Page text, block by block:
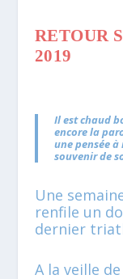
RETOUR
2019
Il est chaud
encore la
une pensée
souvenir de
Une
renfile un
dernier
A la veille